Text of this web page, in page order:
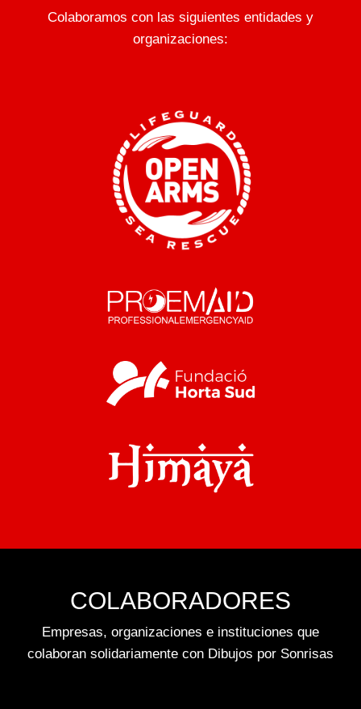
Colaboramos con las siguientes entidades y
organizaciones:
COLABORADORES
Empresas, organizaciones e instituciones que
colaboran solidariamente con Dibujos por Sonrisas